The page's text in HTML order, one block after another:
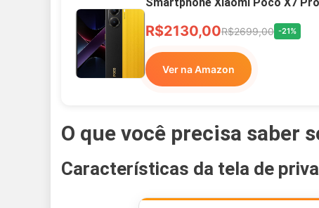
R$2130,00R$2699,00 -21%
Ver na Amazon
O que você precisa saber
Características da tela de